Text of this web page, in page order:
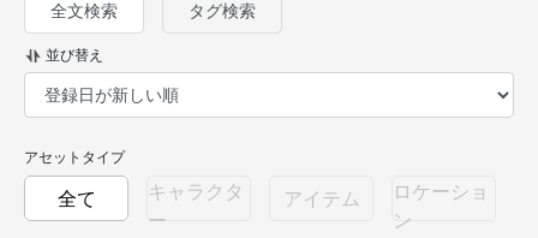
全文検索 タグ検索
並び替え
アセットタイプ
全て
キャラクタ
ー
アイテム
ロケーショ
ン